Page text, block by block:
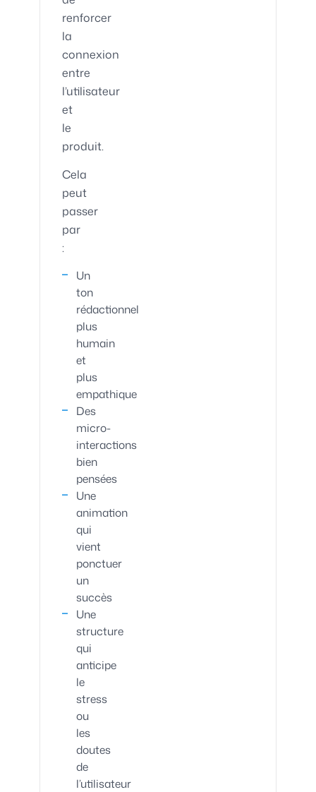
renforcer
la
connexion
entre
l’utilisateur
et
le
produit.
Cela
peut
passer
par
:
Un
ton
rédactionnel
plus
humain
et
plus
empathique
Des
micro-
interactions
bien
pensées
Une
animation
qui
vient
ponctuer
un
succès
Une
structure
qui
anticipe
le
stress
ou
les
doutes
de
l’utilisateur